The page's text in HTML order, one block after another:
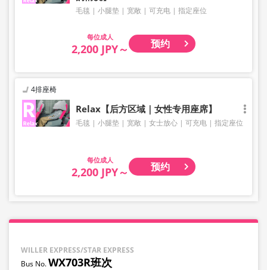
毛毯 小腿垫 宽敞 可充电 指定座位
成人
2,200 JPY～ 预约
4排座椅
Relax【后方区域｜女性专用座席】
毛毯 小腿垫 宽敞 女士放心 可充电 指定座位
成人
2,200 JPY～ 预约
WILLER EXPRESS/STAR EXPRESS
WX703R班次